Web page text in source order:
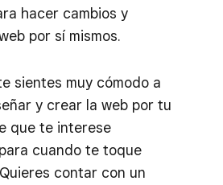
hacer cambios y
por sí mismos.
sientes muy cómodo a
y crear la web por tu
que te interese
cuando te toque
contar con un